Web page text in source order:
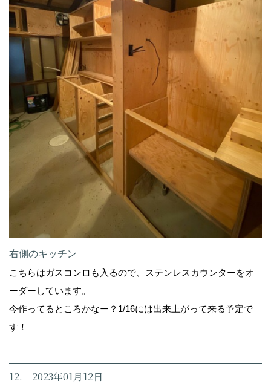
右側のキッチン
こちらはガスコンロも入るので、ステンレスカウンターをオ
ーダーしています。
今作ってるところかなー？1/16には出来上がって来る予定で
す！
12. 2023年01月12日